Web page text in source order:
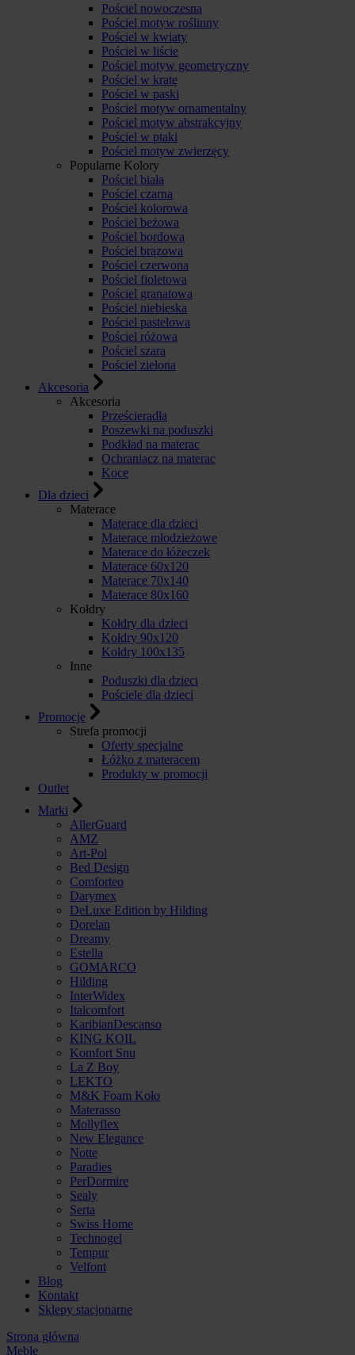
Pościel nowoczesna
Pościel motyw roślinny
Pościel w kwiaty
Pościel w liście
Pościel motyw geometryczny
Pościel w kratę
Pościel w paski
Pościel motyw ornamentalny
Pościel motyw abstrakcyjny
Pościel w ptaki
Pościel motyw zwierzęcy
Popularne Kolory
Pościel biała
Pościel czarna
Pościel kolorowa
Pościel beżowa
Pościel bordowa
Pościel brązowa
Pościel czerwona
Pościel fioletowa
Pościel granatowa
Pościel niebieska
Pościel pastelowa
Pościel różowa
Pościel szara
Pościel zielona
Akcesoria
Akcesoria
Prześcieradła
Poszewki na poduszki
Podkład na materac
Ochraniacz na materac
Koce
Dla dzieci
Materace
Materace dla dzieci
Materace młodzieżowe
Materace do łóżeczek
Materace 60x120
Materace 70x140
Materace 80x160
Kołdry
Kołdry dla dzieci
Kołdry 90x120
Kołdry 100x135
Inne
Poduszki dla dzieci
Pościele dla dzieci
Promocje
Strefa promocji
Oferty specjalne
Łóżko z materacem
Produkty w promocji
Outlet
Marki
AllerGuard
AMZ
Art-Pol
Bed Design
Comforteo
Darymex
DeLuxe Edition by Hilding
Dorelan
Dreamy
Estella
GOMARCO
Hilding
InterWidex
Italcomfort
KaribianDescanso
KING KOIL
Komfort Snu
La Z Boy
LEKTO
M&K Foam Koło
Materasso
Mollyflex
New Elegance
Notte
Paradies
PerDormire
Sealy
Serta
Swiss Home
Technogel
Tempur
Velfont
Blog
Kontakt
Sklepy stacjonarne
Strona główna
Meble